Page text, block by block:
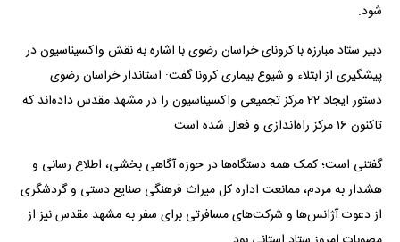
شود.
دبیر ستاد مبارزه با کرونای خراسان رضوی با اشاره به نقش واکسیناسیون در
پیشگیری از ابتلاء و شیوع بیماری کرونا گفت: استاندار خراسان رضوی
دستور ایجاد 22 مرکز تجمیعی واکسیناسیون را در مشهد مقدس داده‌اند که
تاکنون 16 مرکز راه‌اندازی و فعال شده است.
گفتنی است؛ کمک همه دستگاه‌ها در حوزه آگاهی بخشی، اطلاع رسانی و
هشدار به مردم، ممانعت اداره کل میراث فرهنگی صنایع دستی و گردشگری
از دعوت آژانس‌ها و شرکت‌های مسافرتی برای سفر به مشهد مقدس نیز از